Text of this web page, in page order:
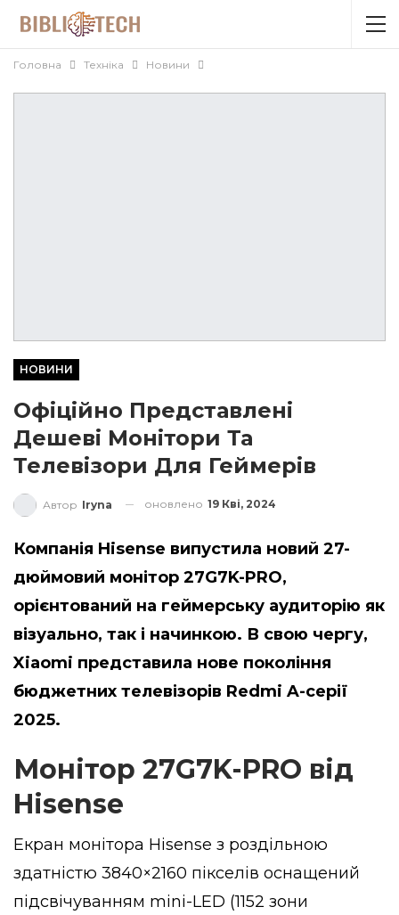
Головна Техніка Новини
НОВИНИ
Офіційно Представлені
Дешеві Монітори Та
Телевізори Для Геймерів
Автор Iryna оновлено 19 Кві, 2024
Компанія Hisense випустила новий 27-
дюймовий монітор 27G7K-PRO,
орієнтований на геймерську аудиторію як
візуально, так і начинкою. В свою чергу,
Xiaomi представила нове покоління
бюджетних телевізорів Redmi A-серії
2025.
Монітор 27G7K-PRO від
Hisense
Екран монітора Hisense з роздільною
здатністю 3840×2160 пікселів оснащений
підсвічуванням mini-LED (1152 зони